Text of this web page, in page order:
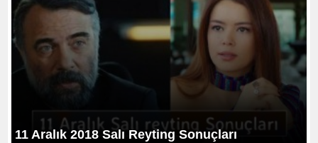
11 Aralık 2018 Salı Reyting Sonuçları